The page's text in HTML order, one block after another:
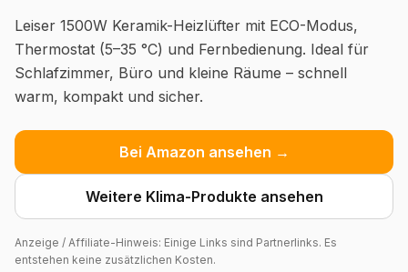
Leiser 1500W Keramik-Heizlüfter mit ECO-Modus,
Thermostat (5–35 °C) und Fernbedienung. Ideal für
Schlafzimmer, Büro und kleine Räume – schnell
warm, kompakt und sicher.
Bei Amazon ansehen →
Weitere Klima-Produkte ansehen
Anzeige / Affiliate-Hinweis: Einige Links sind Partnerlinks. Es
entstehen keine zusätzlichen Kosten.